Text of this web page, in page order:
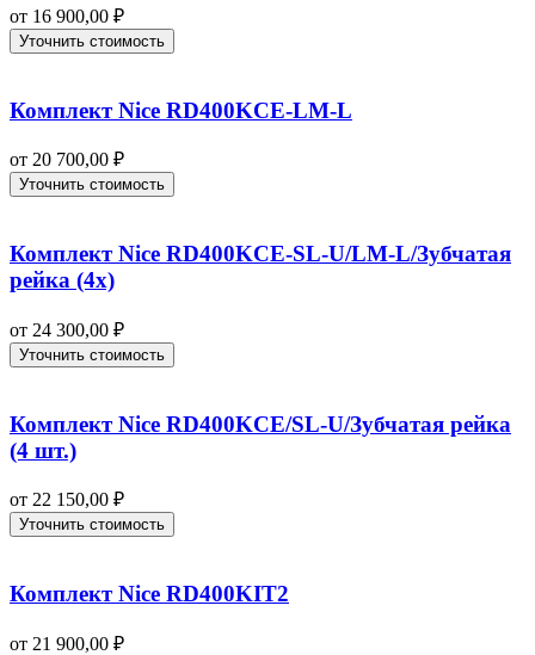
от 16 900,00 ₽
Уточнить стоимость
Комплект Nice RD400KCE-LM-L
от 20 700,00 ₽
Уточнить стоимость
Комплект Nice RD400KCE-SL-U/LM-L/Зубчатая
рейка (4x)
от 24 300,00 ₽
Уточнить стоимость
Комплект Nice RD400KCE/SL-U/Зубчатая рейка
(4 шт.)
от 22 150,00 ₽
Уточнить стоимость
Комплект Nice RD400KIT2
от 21 900,00 ₽